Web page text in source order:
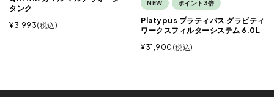
タンク
¥3,993 税込
NEW ポイント3倍
Platypus プラティパス グラビティ
ワークスフィルターシステム 6.0L
¥31,900 税込